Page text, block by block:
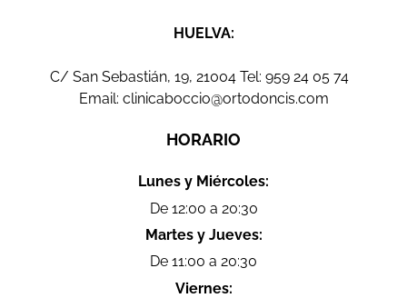
HUELVA:
C/ San Sebastián, 19, 21004 Tel: 959 24 05 74
Email: clinicaboccio@ortodoncis.com
HORARIO
Lunes y Miércoles:
De 12:00 a 20:30
Martes y Jueves:
De 11:00 a 20:30
Viernes: